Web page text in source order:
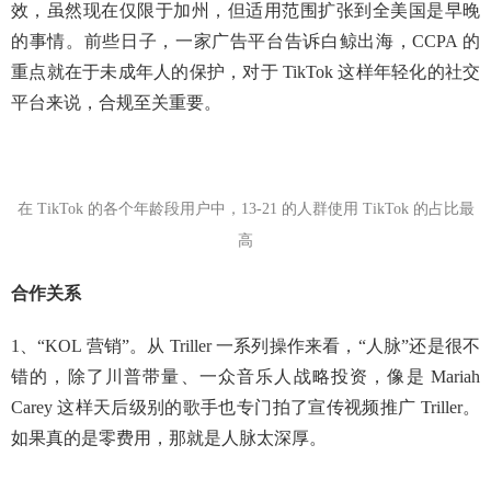
效，虽然现在仅限于加州，但适用范围扩张到全美国是早晚
的事情。前些日子，一家广告平台告诉白鲸出海，CCPA 的
重点就在于未成年人的保护，对于 TikTok 这样年轻化的社交
平台来说，合规至关重要。
在 TikTok 的各个年龄段用户中，13-21 的人群使用 TikTok 的占比最
高
合作关系
1、“KOL 营销”。从 Triller 一系列操作来看，“人脉”还是很不
错的，除了川普带量、一众音乐人战略投资，像是 Mariah
Carey 这样天后级别的歌手也专门拍了宣传视频推广 Triller。
如果真的是零费用，那就是人脉太深厚。